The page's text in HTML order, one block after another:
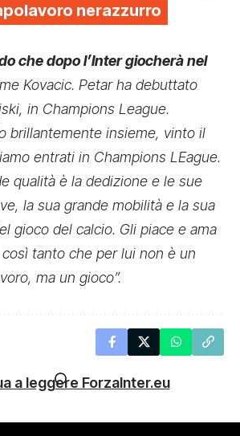
nerazzurro
che dopo l’Inter giocherà nel
Kovacic. Petar ha debuttato
in Champions League.
brillantemente insieme, vinto il
entrati in Champions LEague.
qualità è la dedizione e le sue
la sua grande mobilità e la sua
gioco del calcio. Gli piace e ama
tanto che per lui non è un
ma un gioco”.
a leggere ForzaInter.eu